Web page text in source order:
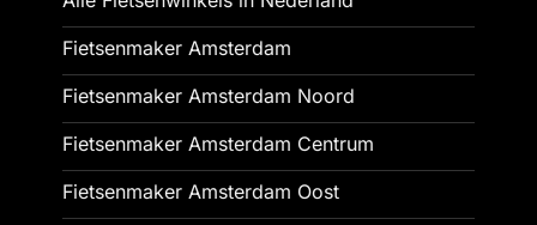
Fietsenmaker Amsterdam
Fietsenmaker Amsterdam Noord
Fietsenmaker Amsterdam Centrum
Fietsenmaker Amsterdam Oost